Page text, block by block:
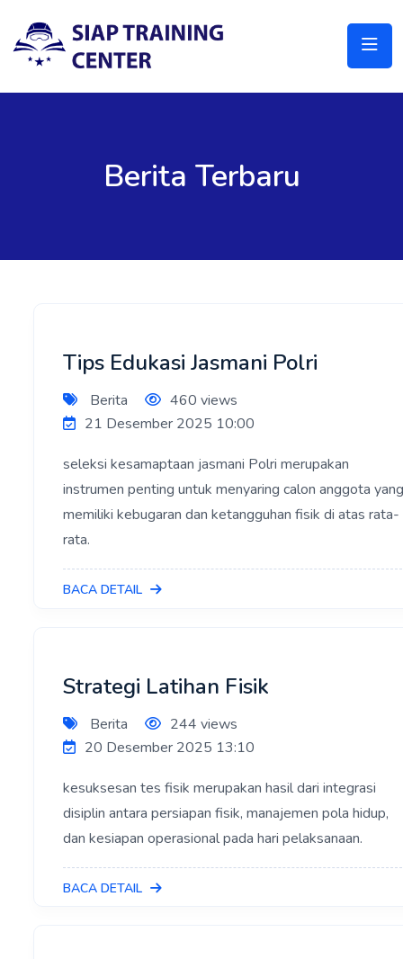
Berita Terbaru
Tips Edukasi Jasmani Polri
Berita
460 views
21 Desember 2025 10:00
seleksi kesamaptaan jasmani Polri merupakan
instrumen penting untuk menyaring calon anggota
memiliki kebugaran dan ketangguhan fisik di atas rata-
rata.
BACA DETAIL
Strategi Latihan Fisik
Berita
244 views
20 Desember 2025 13:10
kesuksesan tes fisik merupakan hasil dari integrasi
disiplin antara persiapan fisik, manajemen pola hidup,
dan kesiapan operasional pada hari pelaksanaan.
BACA DETAIL